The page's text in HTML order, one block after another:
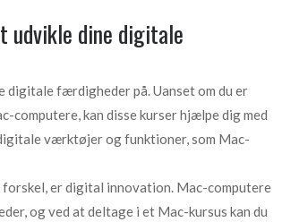
udvikle dine digitale
digitale færdigheder på. Uanset om du er
computere, kan disse kurser hjælpe dig med
værktøjer og funktioner, som Mac-
er digital innovation. Mac-computere
og ved at deltage i et Mac-kursus kan du